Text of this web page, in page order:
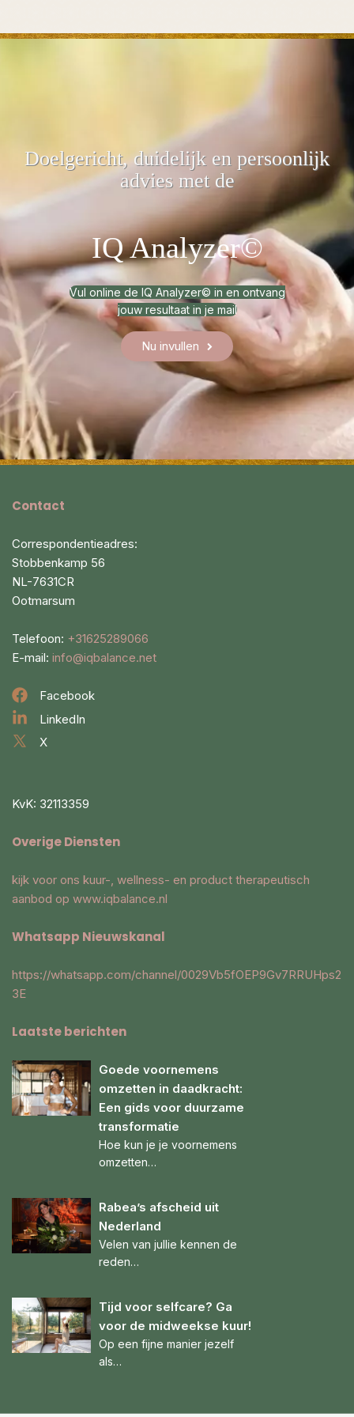
Doelgericht, duidelijk en persoonlijk
advies met de
IQ Analyzer©
Vul online de IQ Analyzer© in en ontvang
jouw resultaat in je mail
Nu invullen
Contact
Correspondentieadres:
Stobbenkamp 56
NL-7631CR
Ootmarsum
Telefoon: +31625289066
E-mail: info@iqbalance.net
Facebook
LinkedIn
X
KvK: 32113359
Overige Diensten
kijk voor ons kuur-, wellness- en product therapeutisch
aanbod op www.iqbalance.nl
Whatsapp Nieuwskanal
https://whatsapp.com/channel/0029Vb5fOEP9Gv7RRUHps2
3E
Laatste berichten
Goede voornemens
omzetten in daadkracht:
Een gids voor duurzame
transformatie
Hoe kun je je voornemens
omzetten…
Rabea’s afscheid uit
Nederland
Velen van jullie kennen de
reden…
Tijd voor selfcare? Ga
voor de midweekse kuur!
Op een fijne manier jezelf
als…